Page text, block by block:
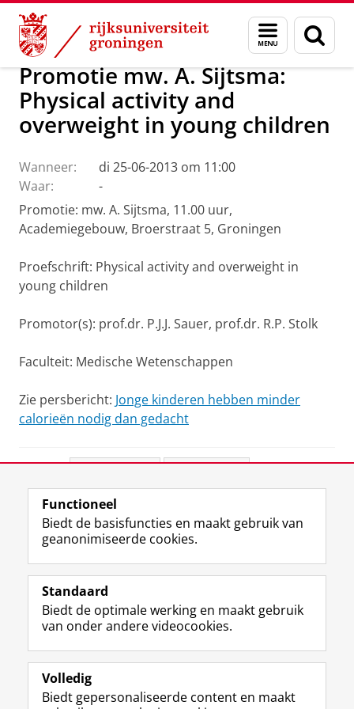
Skip
Content
Skip
Navigation
Menu
en
zoeken
Over ons Actueel Nieuws
Promotie mw. A. Sijtsma:
Physical activity and
overweight in young children
Wanneer:
di 25-06-2013 om 11:00
Waar:
-
Promotie: mw. A. Sijtsma, 11.00 uur,
Academiegebouw, Broerstraat 5, Groningen
Proefschrift: Physical activity and overweight in
young children
Promotor(s): prof.dr. P.J.J. Sauer, prof.dr. R.P. Stolk
Faculteit: Medische Wetenschappen
Zie persbericht: Jonge kinderen hebben minder
calorieën nodig dan gedacht
View this page in:English
Volg de RUG
F
a
e
b
o
p
L
i
k
e
I
-
R
S
-
f
e
R
I
n
t
r
m
Y
o
T
e
k
Studiekiezers
Alumni
Over ons
Functioneel
Biedt de basisfuncties en maakt gebruik van
geanonimiseerde cookies.
Standaard
Biedt de optimale werking en maakt gebruik
van onder andere videocookies.
Volledig
Biedt gepersonaliseerde content en maakt